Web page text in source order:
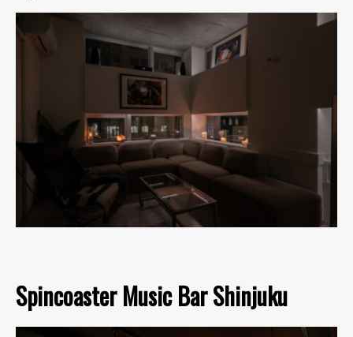
Spincoaster Music Bar Shinjuku